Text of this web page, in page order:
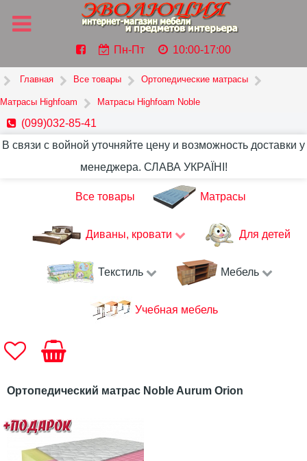
Пн-Пт 10:00-17:00
Главная Все товары Ортопедические матрасы
Матрасы Highfoam Матрасы Highfoam Noble
(099)032-85-41
В связи с войной уточняйте цену и возможность доставки у
менеджера. СЛАВА УКРАЇНІ!
Все товары Матрасы
Диваны, кровати Для детей
Текстиль Мебель
Учебная мебель
Ортопедический матрас Noble Aurum Orion